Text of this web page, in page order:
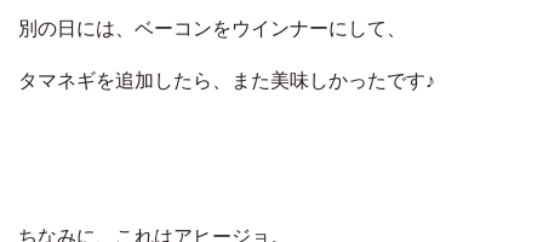
別の日には、ベーコンをウインナーにして、
タマネギを追加したら、また美味しかったです♪
ちなみに、これはアヒージョ。